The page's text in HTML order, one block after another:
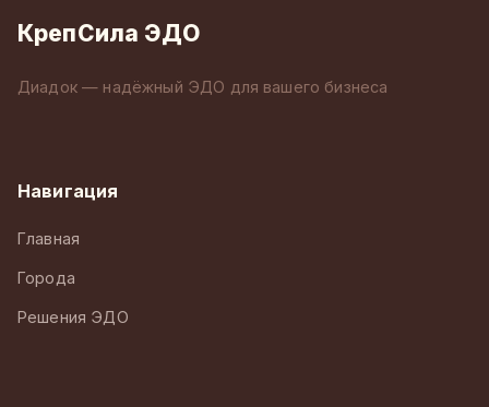
КрепСила ЭДО
Диадок — надёжный ЭДО для вашего бизнеса
Навигация
Главная
Города
Решения ЭДО